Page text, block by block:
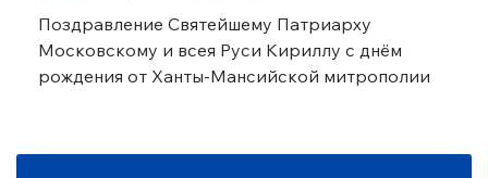
Поздравление Святейшему Патриарху
Московскому и всея Руси Кириллу с днём
рождения от Ханты-Мансийской митрополии